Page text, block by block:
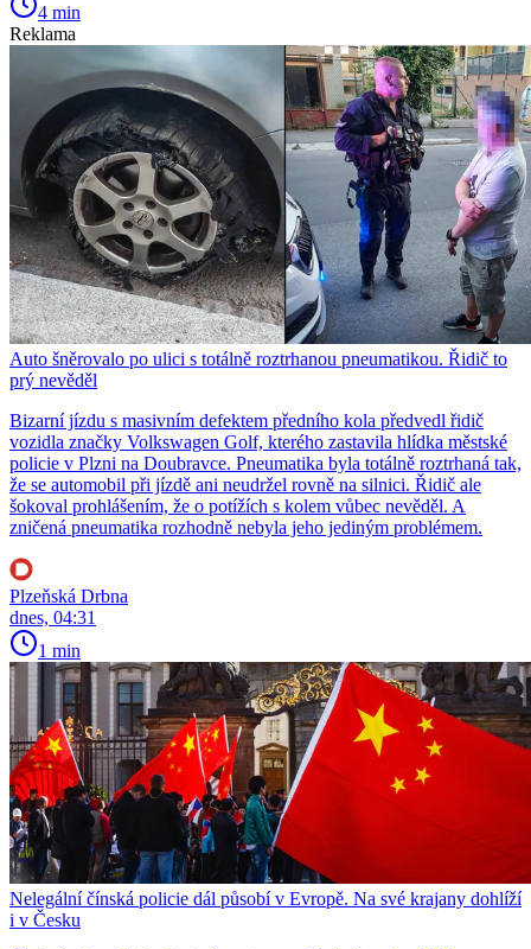
4 min
Reklama
Auto šněrovalo po ulici s totálně roztrhanou pneumatikou. Řidič to
prý nevěděl
Bizarní jízdu s masivním defektem předního kola předvedl řidič
vozidla značky Volkswagen Golf, kterého zastavila hlídka městské
policie v Plzni na Doubravce. Pneumatika byla totálně roztrhaná tak,
že se automobil při jízdě ani neudržel rovně na silnici. Řidič ale
šokoval prohlášením, že o potížích s kolem vůbec nevěděl. A
zničená pneumatika rozhodně nebyla jeho jediným problémem.
Plzeňská Drbna
dnes, 04:31
1 min
Nelegální čínská policie dál působí v Evropě. Na své krajany dohlíží
i v Česku